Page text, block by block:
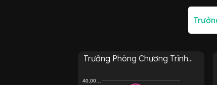
Trưởng Phòng Chương Trình...
40,00…